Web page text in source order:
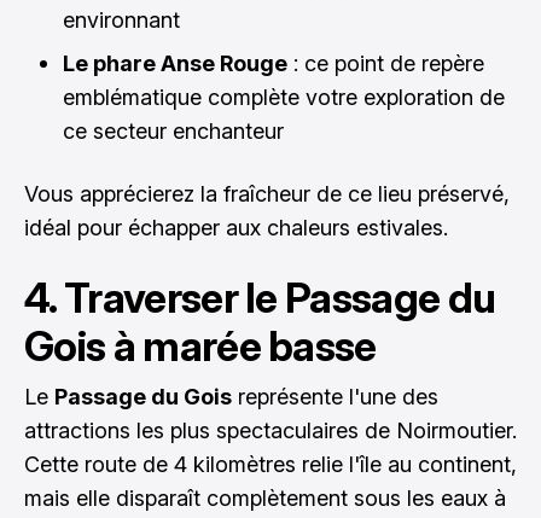
environnant
Le phare Anse Rouge : ce point de repère
emblématique complète votre exploration de
ce secteur enchanteur
Vous apprécierez la fraîcheur de ce lieu préservé,
idéal pour échapper aux chaleurs estivales.
4. Traverser le Passage du
Gois à marée basse
Le Passage du Gois représente l'une des
attractions les plus spectaculaires de Noirmoutier.
Cette route de 4 kilomètres relie l'île au continent,
mais elle disparaît complètement sous les eaux à